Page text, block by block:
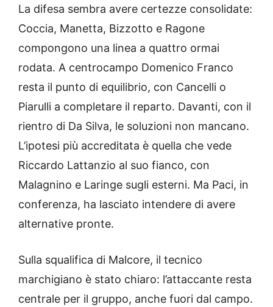
La difesa sembra avere certezze consolidate:
Coccia, Manetta, Bizzotto e Ragone
compongono una linea a quattro ormai
rodata. A centrocampo Domenico Franco
resta il punto di equilibrio, con Cancelli o
Piarulli a completare il reparto. Davanti, con il
rientro di Da Silva, le soluzioni non mancano.
L’ipotesi più accreditata è quella che vede
Riccardo Lattanzio al suo fianco, con
Malagnino e Laringe sugli esterni. Ma Paci, in
conferenza, ha lasciato intendere di avere
alternative pronte.
Sulla squalifica di Malcore, il tecnico
marchigiano è stato chiaro: l’attaccante resta
centrale per il gruppo, anche fuori dal campo.